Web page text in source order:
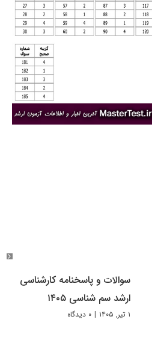
سوالات و پاسخنامه کارشناسی
ارشد سم شناسی ۱۴۰۵
۱ تیر, ۱۴۰۵ | ۰ دیدگاه